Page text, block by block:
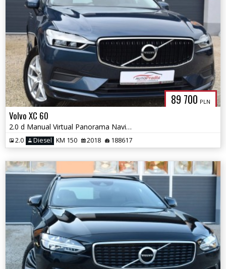
89 700 PLN
Volvo XC 60
2.0 d Manual Virtual Panorama Navi Ledy Blis
2.0 Diesel KM 150 2018 188617